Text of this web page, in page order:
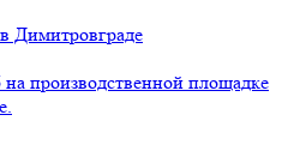
Димитровграде
производственной площадке